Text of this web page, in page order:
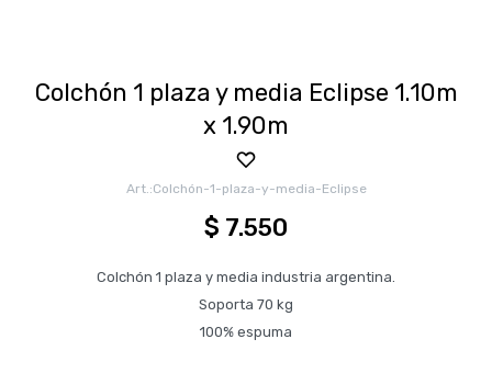
Colchón 1 plaza y media Eclipse 1.10m
x 1.90m
Colchón-1-plaza-y-media-Eclipse
$ 7.550
Colchón 1 plaza y media industria argentina.
Soporta 70 kg
100% espuma